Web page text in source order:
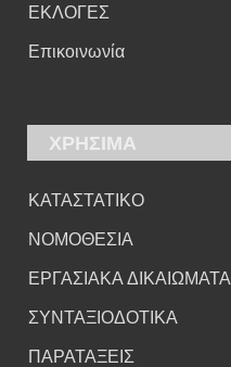
ΕΚΛΟΓΕΣ
Επικοινωνία
ΧΡΗΣΙΜΑ
ΚΑΤΑΣΤΑΤΙΚΟ
ΝΟΜΟΘΕΣΙΑ
ΕΡΓΑΣΙΑΚΑ ΔΙΚΑΙΩΜΑΤΑ
ΣΥΝΤΑΞΙΟΔΟΤΙΚΑ
ΠΑΡΑΤΑΞΕΙΣ